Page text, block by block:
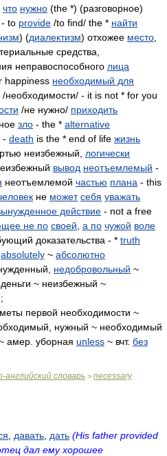
что нужно (the *) (разговорное)
- to provide /to find/ the * найти
) (диалектизм) отхожее место
средства,
неправоспособного лица
happiness необходимый для
/необходимости/ - it is not * for you
/не нужно/ приходить
зло - the * alternative
- death is the * end of life жизнь
неизбежный, логически
вывод неотъемлемый -
неотъемлемой частью плана - this
не может себя уважать
действие - not a free
не по своей а по чужой воле
доказательства - * truth
absolutely ~ абсолютно
недобровольный ~
~ неизбежный ~
первой необходимости ~
нужный ~ необходимый
амер. уборная unless ~ вчт. без
английский словарь > necessary
давать дать (His father provided
дал ему хорошее